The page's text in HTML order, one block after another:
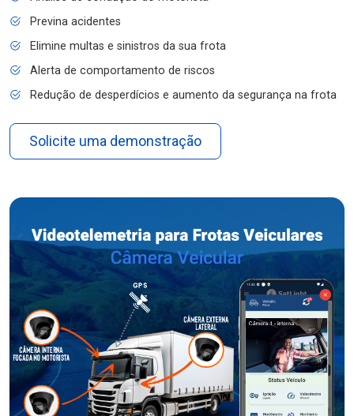
Previna acidentes
Elimine multas e sinistros da sua frota
Alerta de comportamento de riscos
Redução de desperdícios e aumento da segurança na frota
Solicite uma demonstração